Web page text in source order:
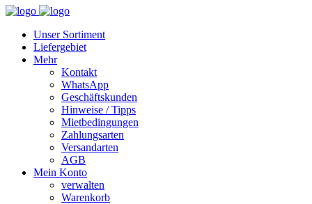
Unser Sortiment
Liefergebiet
Mehr
Kontakt
WhatsApp
Geschäftskunden
Hinweise / Tipps
Mietbedingungen
Zahlungsarten
Versandarten
AGB
Mein Konto
verwalten
Warenkorb